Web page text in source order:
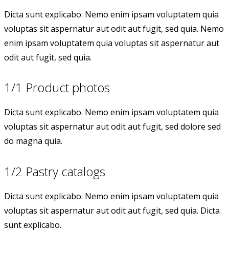
Dicta sunt explicabo. Nemo enim ipsam voluptatem quia
voluptas sit aspernatur aut odit aut fugit, sed quia. Nemo
enim ipsam voluptatem quia voluptas sit aspernatur aut
odit aut fugit, sed quia.
1/1 Product photos
Dicta sunt explicabo. Nemo enim ipsam voluptatem quia
voluptas sit aspernatur aut odit aut fugit, sed dolore sed
do magna quia.
1/2 Pastry catalogs
Dicta sunt explicabo. Nemo enim ipsam voluptatem quia
voluptas sit aspernatur aut odit aut fugit, sed quia. Dicta
sunt explicabo.